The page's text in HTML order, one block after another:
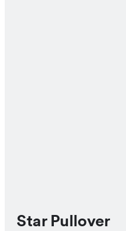
Star Pullover